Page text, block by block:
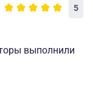
5
выполнили